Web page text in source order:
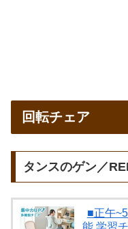
回転チェア
タンスのゲン／
■正午